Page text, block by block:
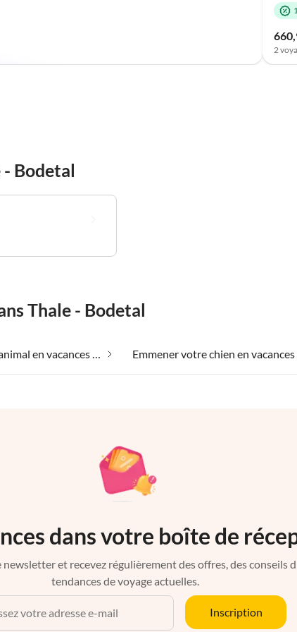
2
- Bodetal
Thale - Bodetal
Emmener votre animal en vacances dans Thale - Bodetal
dans votre boîte de
et recevez régulièrement des offres, des conseils
tendances de voyage actuelles.
Inscription